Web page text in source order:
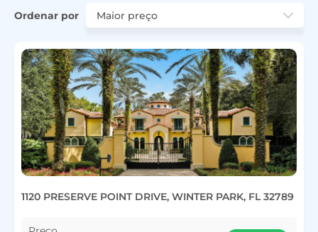
Ordenar por
1120 PRESERVE POINT DRIVE, WINTER PARK, FL 32789